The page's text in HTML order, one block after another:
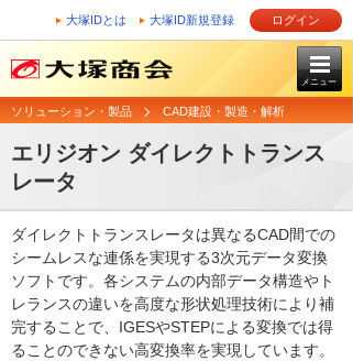
大塚IDとは 大塚ID新規登録 ログイン
メニュー
ソリューション・製品 CAD建設・製造・解析
エリジオン ダイレクトトランス
レータ
ダイレクトトランスレータは異なるCAD間での
シームレスな連係を実現する3次元データ変換
ソフトです。各システムの内部データ構造やト
レランスの違いを高度な形状処理技術により補
完することで、IGESやSTEPによる変換では得
ることのできない高変換率を実現しています。